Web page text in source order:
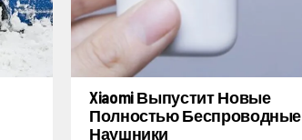
Xiaomi Выпустит Новые
Полностью Беспроводные
Наушники